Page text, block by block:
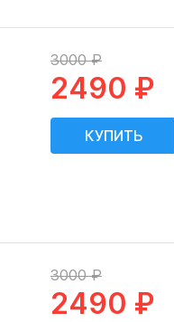
3000 ₽
2490 ₽
3000 ₽
2490 ₽